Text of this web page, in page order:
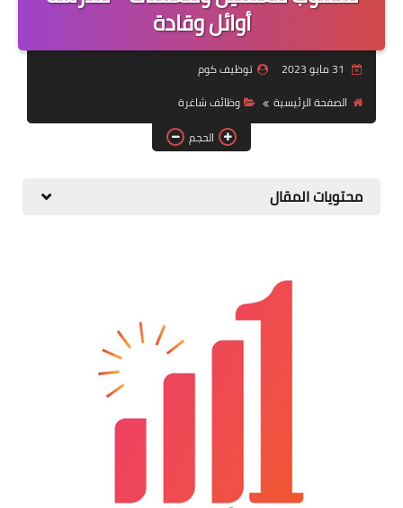
منوعات
نماذج سيرة ذاتية
أوائل وقادة
توظيف كوم
الصفحة الرئيسية
وظائف شاغرة
الحجم
محتويات المقال